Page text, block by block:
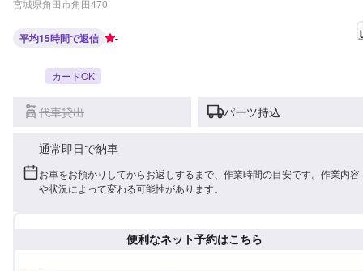
宮城県角田市角田470
平均15時間で返信 -
カードOK
代車貸出 パーツ持込
通常即日で納車
お車をお預かりしてからお返しするまで、作業時間の目安です。作業内容
や状況によって変わる可能性があります。
便利なネット予約はこちら